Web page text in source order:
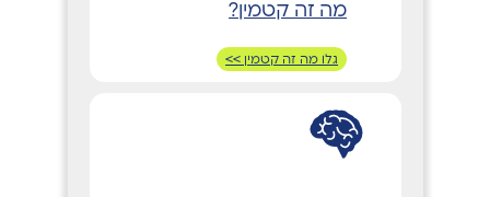
מה זה קטמין?
גלו מה זה קטמין >>